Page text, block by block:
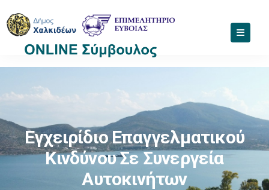
Εγχειρίδιο Επαγγελματικού
Κινδύνου Σε Συνεργεία
Αυτοκινήτων